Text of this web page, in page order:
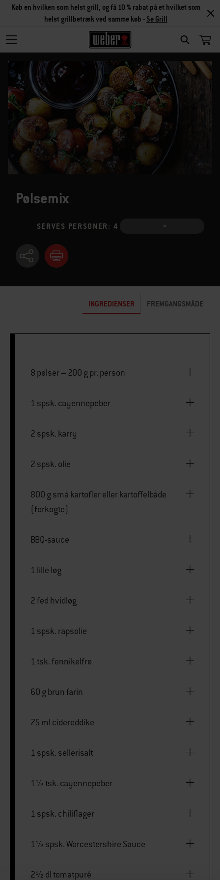
SEARCH
Køb en hvilken som helst grill, og få 10 % rabat på et hvilket som
helst grillbetræk ved samme køb - Se Grill
Pølsemix
SERVES PERSONER: 4
INGREDIENSER FREMGANGSMÅDE
8 pølser – 200 g pr. person
1 spsk. cayennepeber
2 spsk. karry
2 spsk. olie
800 g små kartofler eller kartoffelbåde
(forkogte)
BBQ-sauce
1 lille løg
2 fed hvidløg
1 spsk. rapsolie
1 tsk. fennikelfrø
60 g brun farin
75 ml cidereddike
1 spsk. sellerisalt
1½ tsk. cayennepeber
1 spsk. chiliflager
1½ spsk. Worcestershire Sauce
2½ dl tomatpuré